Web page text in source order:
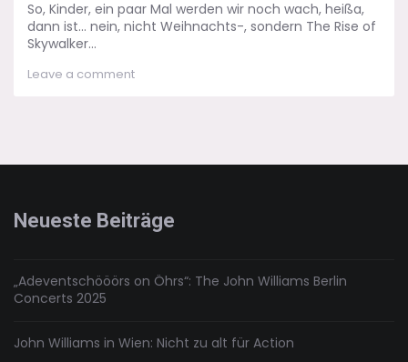
So, Kinder, ein paar Mal werden wir noch wach, heißa,
dann ist... nein, nicht Weihnachts-, sondern The Rise of
Skywalker...
Leave a commenton
Neueste Beiträge
„Adeventschööörs on Öhrs“: The John Williams Berlin
Concerts 2025
John Williams in Wien: Nicht zu alt für Action